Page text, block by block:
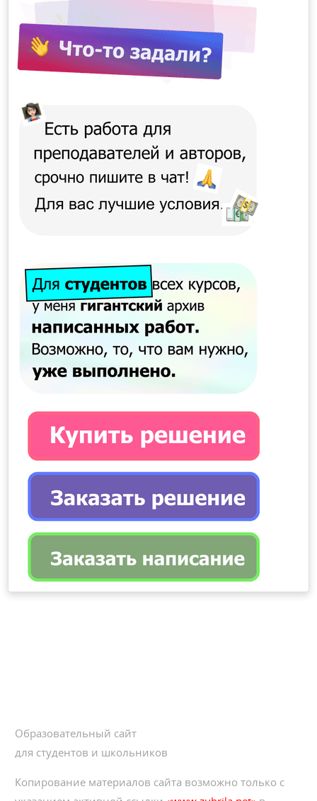
Образовательный сайт
для студентов и школьников
Копирование материалов сайта возможно только с